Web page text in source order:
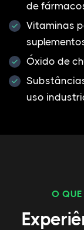
de
Vitaminas
Óxido de
uso
O